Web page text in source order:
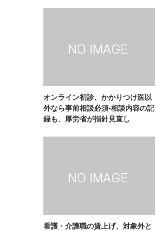
オンライン初診、かかりつけ医以
外なら事前相談必須-相談内容の記
録も、厚労省が指針見直し
看護・介護職の賃上げ、対象外と